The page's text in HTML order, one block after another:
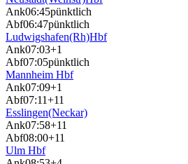
Ank06:45pünktlich
Abf06:47pünktlich
Ludwigshafen(Rh)Hbf
Ank07:03+1
Abf07:05pünktlich
Mannheim Hbf
Ank07:09+1
Abf07:11+11
Esslingen(Neckar)
Ank07:58+11
Abf08:00+11
Ulm Hbf